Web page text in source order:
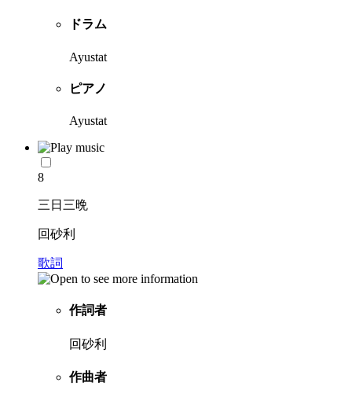
ドラム
Ayustat
ピアノ
Ayustat
8
三日三晩
回砂利
歌詞
作詞者
回砂利
作曲者